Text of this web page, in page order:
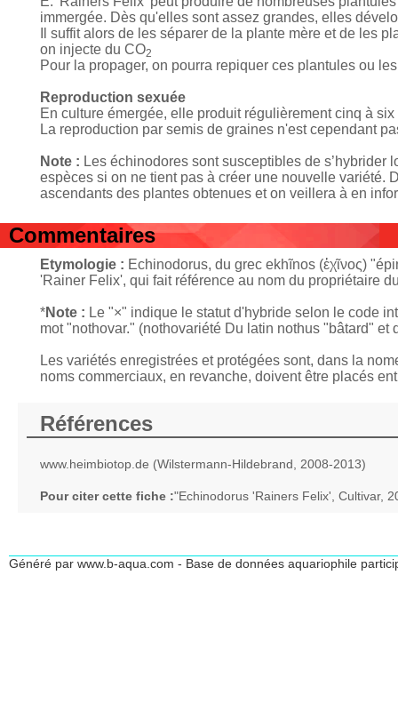
immergée. Dès qu'elles sont assez grandes, elles
Il suffit alors de les séparer de la plante mère et de les
on injecte du CO2
Pour la propager, on pourra repiquer ces plantules ou
Reproduction sexuée
En culture émergée, elle produit régulièrement cinq à
La reproduction par semis de graines n'est cependant
Note : Les échinodores sont susceptibles de
espèces si on ne tient pas à créer une nouvelle variété.
ascendants des plantes obtenues et on veillera à en
Commentaires
Etymologie : Echinodorus, du grec ekhĩnos (ἐχῖνος)
'Rainer Felix', qui fait référence au nom du propriétaire
*Note : Le "×" indique le statut d'hybride selon le code
mot "nothovar." (nothovariété Du latin nothus "bâtard"
Les variétés enregistrées et protégées sont, dans la
noms commerciaux, en revanche, doivent être placés
Références
www.heimbiotop.de (Wilstermann-Hildebrand, 2008-2013)
Pour citer cette fiche :"Echinodorus 'Rainers Felix', Cultivar,
Généré par www.b-aqua.com - Base de données aquariophile